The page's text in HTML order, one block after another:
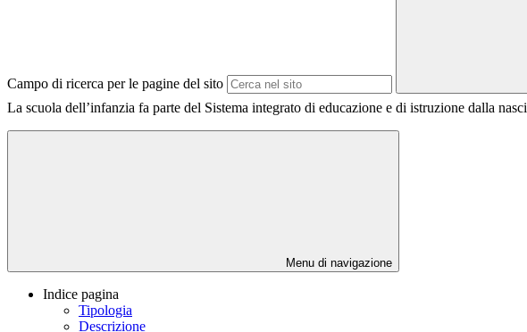
Campo di ricerca per le pagine del sito
La scuola dell’infanzia fa parte del Sistema integrato di educazione e di istruzione dalla
Menu di navigazione
Indice pagina
Tipologia
Descrizione